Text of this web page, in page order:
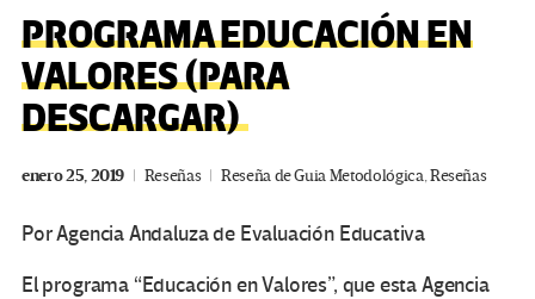
PROGRAMA EDUCACIÓN EN
VALORES (PARA
DESCARGAR)
enero 25, 2019 Reseñas Reseña de Guia Metodológica,Reseñas
Por Agencia Andaluza de Evaluación Educativa
El programa “Educación en Valores”, que esta Agencia